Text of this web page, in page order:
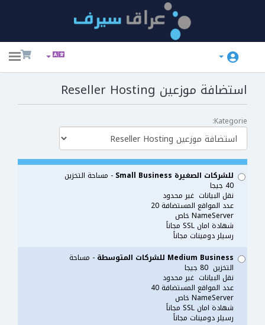
استضافة موزعين Reseller Hosting
Kategorie:
للشركات الصغيرة Small Business - مساحة التخزين
40 جيجا
نقل البيانات غير محدود
عدد المواقع المستضافة 20
NameServer خاص
شهادة امان SSL مجاناً
رسيلر دومينات مجاناً
Medium Business للشركات المتوسطة
- مساحة
التخزين 80 جيجا
نقل البيانات غير محدود
عدد المواقع المستضافة 40
NameServer خاص
شهادة امان SSL مجاناً
رسيلر دومينات مجاناً